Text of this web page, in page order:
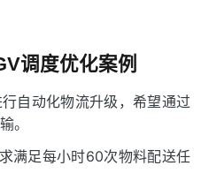
调度优化案例
自动化物流升级，希望通过
。
满足每小时60次物料配送任